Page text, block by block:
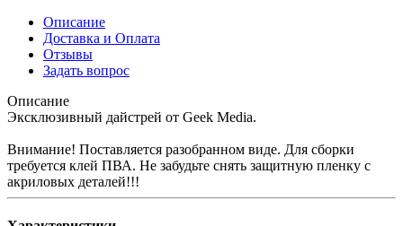
Описание
Доставка и Оплата
Отзывы
Задать вопрос
Описание
Эксклюзивный дайстрей от Geek Media.
Внимание! Поставляется разобранном виде. Для сборки
требуется клей ПВА. Не забудьте снять защитную пленку с
акриловых деталей!!!